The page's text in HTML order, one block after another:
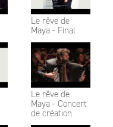
Le rêve de
Maya - Final
Le rêve de
Maya - Concert
de création